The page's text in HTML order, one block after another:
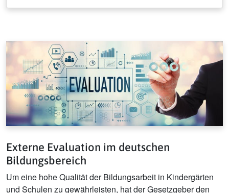
Externe Evaluation im deutschen
Bildungsbereich
Um eine hohe Qualität der Bildungsarbeit in Kindergärten
und Schulen zu gewährleisten, hat der Gesetzgeber den